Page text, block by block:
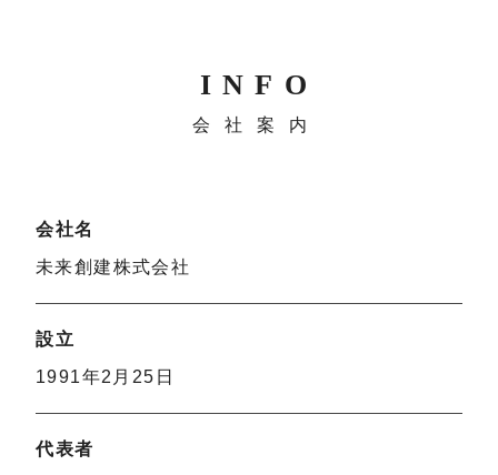
INFO
会社案内
会社名
未来創建株式会社
設立
1991年2月25日
代表者